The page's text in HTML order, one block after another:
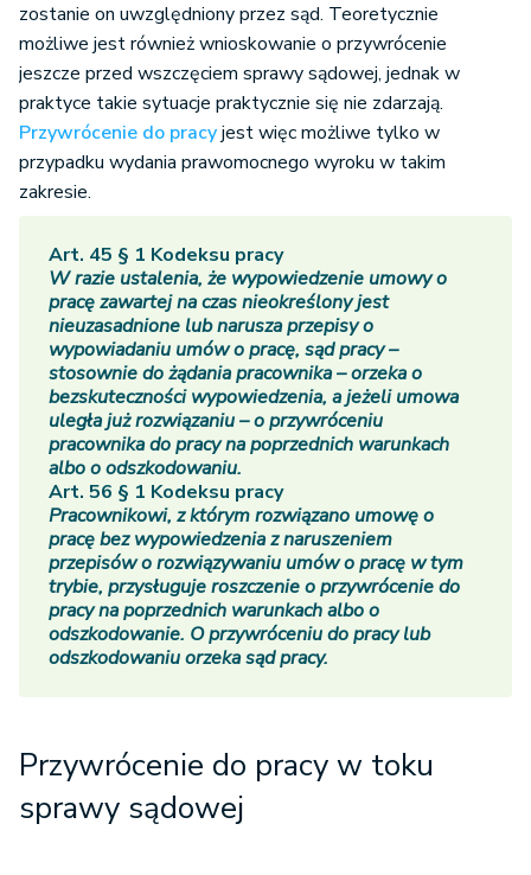
zostanie on uwzględniony przez sąd. Teoretycznie
możliwe jest również wnioskowanie o przywrócenie
jeszcze przed wszczęciem sprawy sądowej, jednak w
praktyce takie sytuacje praktycznie się nie zdarzają.
Przywrócenie do pracyjest więc możliwe tylko w
przypadku wydania prawomocnego wyroku w takim
zakresie.
Art. 45 § 1 Kodeksu pracy
W razie ustalenia, że wypowiedzenie umowy o
pracę zawartej na czas nieokreślony jest
nieuzasadnione lub narusza przepisy o
wypowiadaniu umów o pracę, sąd pracy –
stosownie do żądania pracownika – orzeka o
bezskuteczności wypowiedzenia, a jeżeli umowa
uległa już rozwiązaniu – o przywróceniu
pracownika do pracy na poprzednich warunkach
albo o odszkodowaniu.
Art. 56 § 1 Kodeksu pracy
Pracownikowi, z którym rozwiązano umowę o
pracę bez wypowiedzenia z naruszeniem
przepisów o rozwiązywaniu umów o pracę w tym
trybie, przysługuje roszczenie o przywrócenie do
pracy na poprzednich warunkach albo o
odszkodowanie. O przywróceniu do pracy lub
odszkodowaniu orzeka sąd pracy.
Przywrócenie do pracy w toku
sprawy sądowej